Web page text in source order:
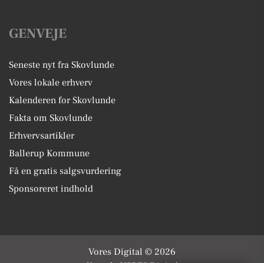
GENVEJE
Seneste nyt fra Skovlunde
Vores lokale erhverv
Kalenderen for Skovlunde
Fakta om Skovlunde
Erhvervsartikler
Ballerup Kommune
Få en gratis salgsvurdering
Sponsoreret indhold
Vores Digital © 2026